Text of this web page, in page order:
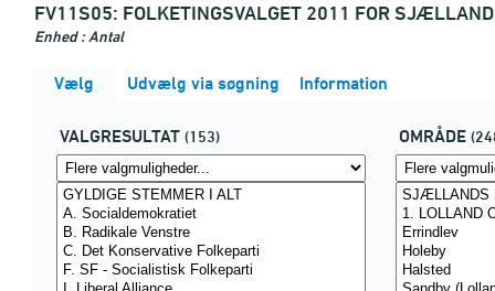
FV11S05: FOLKETINGSVALGET 2011 FOR
Enhed : Antal
Vælg Udvælg via søgning Information
VALGRESULTAT (153) OMRÅDE